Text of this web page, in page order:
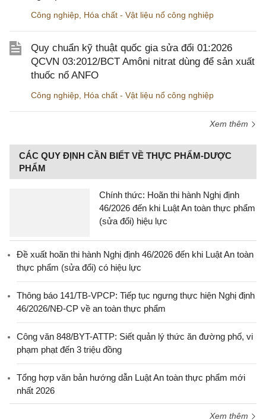
Công nghiệp Hóa chất - Vật liệu nổ công nghiệp
Quy chuẩn kỹ thuật quốc gia sửa đổi 01:2026
QCVN 03:2012/BCT Amôni nitrat dùng để sản xuất
thuốc nổ ANFO
Công nghiệp Hóa chất - Vật liệu nổ công nghiệp
Xem thêm
CÁC QUY ĐỊNH CẦN BIẾT VỀ THỰC PHẨM-DƯỢC
PHẨM
Chính thức: Hoãn thi hành Nghị định
46/2026 đến khi Luật An toàn thực phẩm
(sửa đổi) hiệu lực
Đề xuất hoãn thi hành Nghị định 46/2026 đến khi Luật An toàn
thực phẩm (sửa đổi) có hiệu lực
Thông báo 141/TB-VPCP: Tiếp tục ngưng thực hiện Nghị định
46/2026/NĐ-CP về an toàn thực phẩm
Công văn 848/BYT-ATTP: Siết quản lý thức ăn đường phố, vi
phạm phạt đến 3 triệu đồng
Tổng hợp văn bản hướng dẫn Luật An toàn thực phẩm mới
nhất 2026
Xem thêm